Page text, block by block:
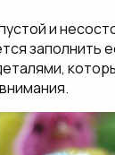
и
заполнить